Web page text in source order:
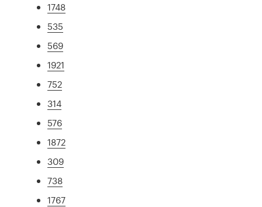
1748
535
569
1921
752
314
576
1872
309
738
1767